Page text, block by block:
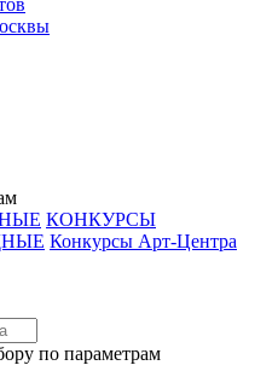
КОНКУРСЫ
Конкурсы Арт-Центра
по параметрам